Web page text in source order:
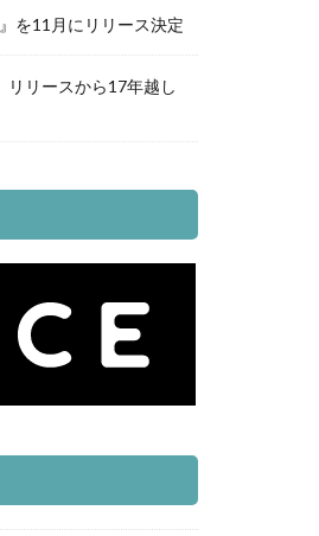
を11月にリリース決定
リリースから17年越し